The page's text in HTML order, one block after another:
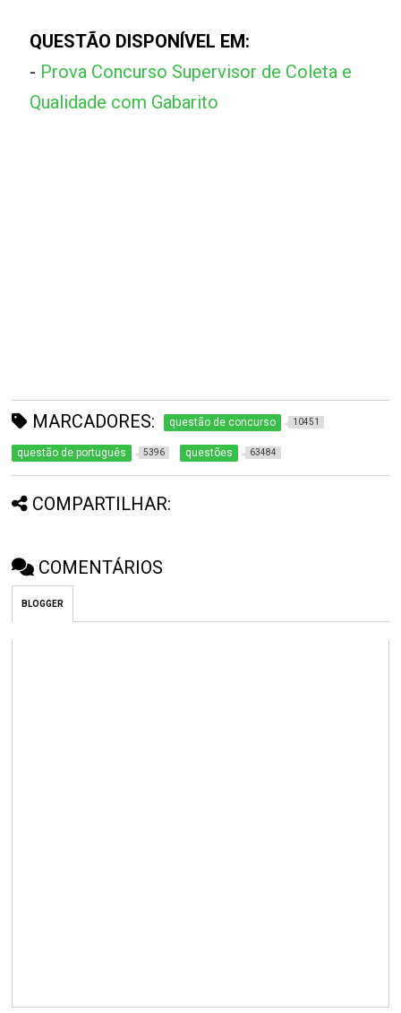
QUESTÃO DISPONÍVEL EM:
- Prova Concurso Supervisor de Coleta e
Qualidade com Gabarito
MARCADORES: questão de concurso 10451
questão de português 5396 questões 63484
COMPARTILHAR:
COMENTÁRIOS
BLOGGER